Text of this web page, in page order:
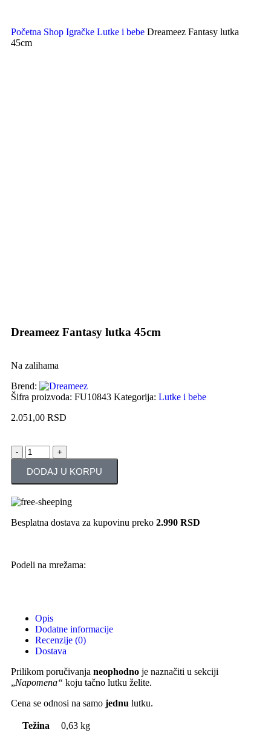
Početna Shop Igračke Lutke i bebe Dreameez Fantasy lutka
45cm
Dreameez Fantasy lutka 45cm
Na zalihama
Brend:
Šifra proizvoda: FU10843 Kategorija: Lutke i bebe
2.051,00 RSD
DODAJ U KORPU
Besplatna dostava za kupovinu preko 2.990 RSD
Podeli na mrežama:
Opis
Dodatne informacije
Recenzije (0)
Dostava
Prilikom poručivanja neophodno je naznačiti u sekciji
„Napomena“ koju tačno lutku želite.
Cena se odnosi na samo jednu lutku.
Težina 0,63 kg